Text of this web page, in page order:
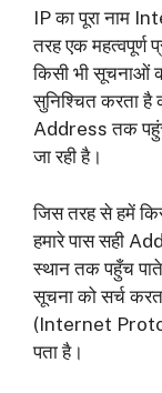
IP का पूरा नाम
तरह एक महत्वपूर्ण
किसी भी सूचनाओं
सुनिश्चित करता है
Address तक
जा रही है।
जिस तरह से हमें
हमारे पास सही
स्थान तक पहुँच
सूचना को सर्च
(Internet
पता है।